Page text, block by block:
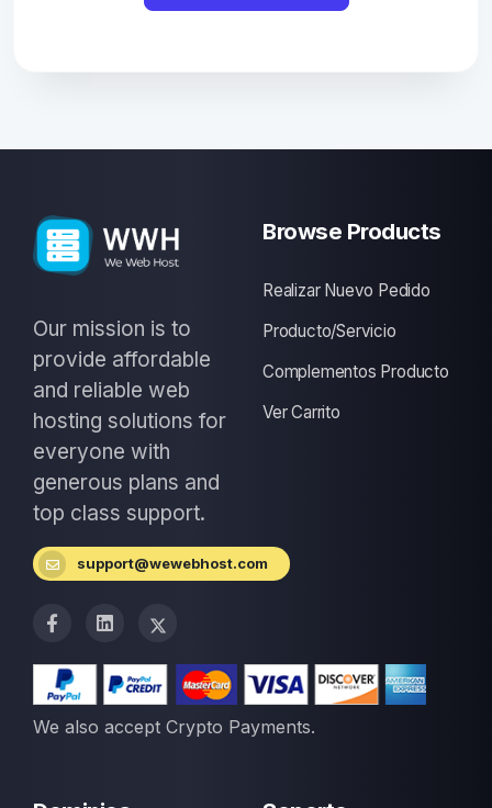
Our mission is to
provide affordable
and reliable web
hosting solutions for
everyone with
generous plans and
top class support.
support@wewebhost.com
We also accept Crypto Payments.
Browse Products
Realizar Nuevo Pedido
Producto/Servicio
Complementos Producto
Ver Carrito